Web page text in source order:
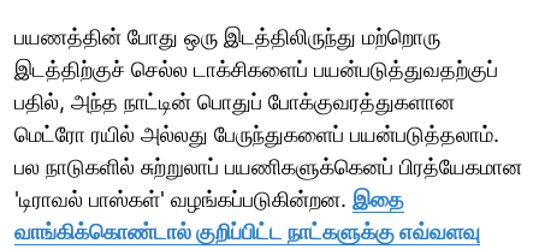
பயணத்தின் போது ஒரு இடத்திலிருந்து மற்றொரு
இடத்திற்குச் செல்ல டாக்சிகளைப் பயன்படுத்துவதற்குப்
பதில், அந்த நாட்டின் பொதுப் போக்குவரத்துகளான
மெட்ரோ ரயில் அல்லது பேருந்துகளைப் பயன்படுத்தலாம்.
பல நாடுகளில் சுற்றுலாப் பயணிகளுக்கெனப் பிரத்யேகமான
'டிராவல் பாஸ்கள்' வழங்கப்படுகின்றன. இதை
வாங்கிக்கொண்டால் குறிப்பிட்ட நாட்களுக்கு எவ்வளவு